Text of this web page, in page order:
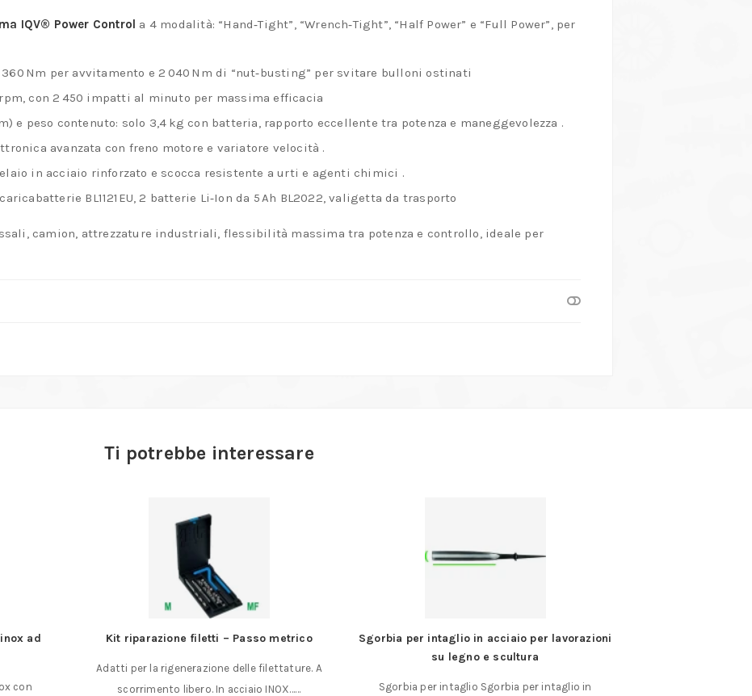
IQV® Power Control a 4 modalità: “Hand‑Tight”, “Wrench‑Tight”, “Half Power” e “Full Power”, per
360 Nm per avvitamento e 2 040 Nm di “nut‑busting” per svitare bulloni ostinati
rpm, con 2 450 impatti al minuto per massima efficacia
e peso contenuto: solo 3,4 kg con batteria, rapporto eccellente tra potenza e maneggevolezza .
avanzata con freno motore e variatore velocità .
in acciaio rinforzato e scocca resistente a urti e agenti chimici .
BL1121EU, 2 batterie Li‑Ion da 5 Ah BL2022, valigetta da trasporto
camion, attrezzature industriali, flessibilità massima tra potenza e controllo, ideale per
Ti potrebbe interessare
ad
con
Kit riparazione filetti – Passo metrico
Adatti per la rigenerazione delle filettature. A
scorrimento libero. In acciaio INOX……
Sgorbia per intaglio in acciaio per lavorazioni
su legno e scultura
Sgorbia per intaglio Sgorbia per intaglio in